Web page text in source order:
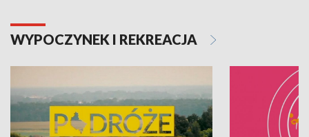
WYPOCZYNEK I REKREACJA